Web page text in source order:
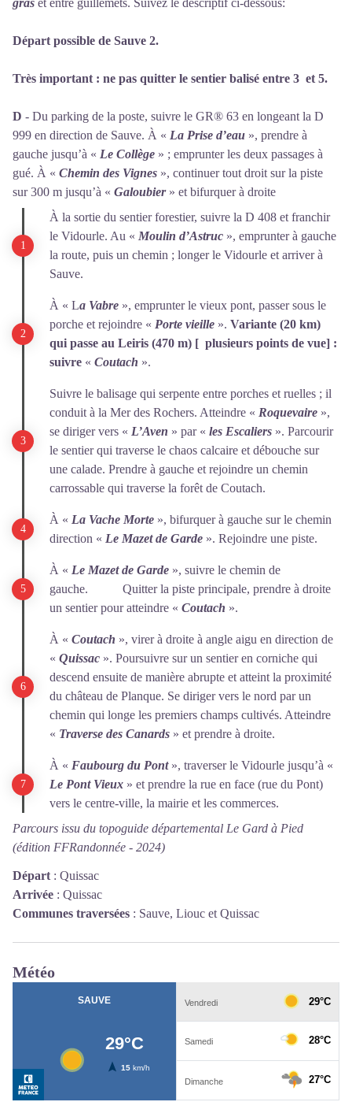
Départ possible de Sauve 2.
Très important : ne pas quitter le sentier balisé entre 3 et 5.
D - Du parking de la poste, suivre le GR® 63 en longeant la D
999 en direction de Sauve. À « La Prise d’eau », prendre à
gauche jusqu’à « Le Collège » ; emprunter les deux passages à
gué. À « Chemin des Vignes », continuer tout droit sur la piste
sur 300 m jusqu’à « Galoubier» et bifurquer à droite
À la sortie du sentier forestier, suivre la D 408 et franchir
le Vidourle. Au « Moulin d’Astruc », emprunter à gauche
la route, puis un chemin ; longer le Vidourle et arriver à
Sauve.
À « La Vabre », emprunter le vieux pont, passer sous le
porche et rejoindre « Porte vieille ». Variante (20 km)
qui passe au Leiris (470 m) [ plusieurs points de vue] :
suivre « Coutach ».
Suivre le balisage qui serpente entre porches et ruelles ; il
conduit à la Mer des Rochers. Atteindre « Roquevaire »,
se diriger vers « L’Aven » par « les Escaliers ». Parcourir
le sentier qui traverse le chaos calcaire et débouche sur
une calade. Prendre à gauche et rejoindre un chemin
carrossable qui traverse la forêt de Coutach.
À « La Vache Morte », bifurquer à gauche sur le chemin
direction « Le Mazet de Garde ». Rejoindre une piste.
À « Le Mazet de Garde », suivre le chemin de
gauche. Quitter la piste principale, prendre à droite
un sentier pour atteindre « Coutach ».
À « Coutach », virer à droite à angle aigu en direction de
« Quissac ». Poursuivre sur un sentier en corniche qui
descend ensuite de manière abrupte et atteint la proximité
du château de Planque. Se diriger vers le nord par un
chemin qui longe les premiers champs cultivés. Atteindre
« Traverse des Canards » et prendre à droite.
À « Faubourg du Pont», traverser le Vidourle jusqu’à «
Le Pont Vieux » et prendre la rue en face (rue du Pont)
vers le centre-ville, la mairie et les commerces.
Parcours issu du topoguide départemental Le Gard à Pied
(édition FFRandonnée - 2024)
Départ : Quissac
Arrivée : Quissac
Communes traversées : Sauve, Liouc et Quissac
Météo